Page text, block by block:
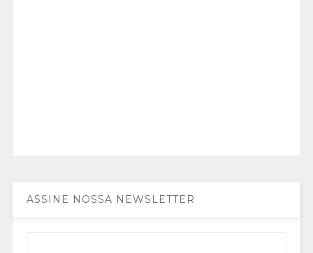
ASSINE NOSSA NEWSLETTER